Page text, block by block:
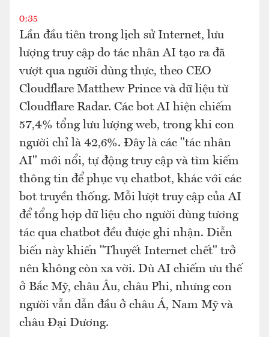
0:35
Lần đầu tiên trong lịch sử Internet, lưu
lượng truy cập do tác nhân AI tạo ra đã
vượt qua người dùng thực, theo CEO
Cloudflare Matthew Prince và dữ liệu từ
Cloudflare Radar. Các bot AI hiện chiếm
57,4% tổng lưu lượng web, trong khi con
người chỉ là 42,6%. Đây là các "tác nhân
AI" mới nổi, tự động truy cập và tìm kiếm
thông tin để phục vụ chatbot, khác với các
bot truyền thống. Mỗi lượt truy cập của AI
để tổng hợp dữ liệu cho người dùng tương
tác qua chatbot đều được ghi nhận. Diễn
biến này khiến "Thuyết Internet chết" trở
nên không còn xa vời. Dù AI chiếm ưu thế
ở Bắc Mỹ, châu Âu, châu Phi, nhưng con
người vẫn dẫn đầu ở châu Á, Nam Mỹ và
châu Đại Dương.